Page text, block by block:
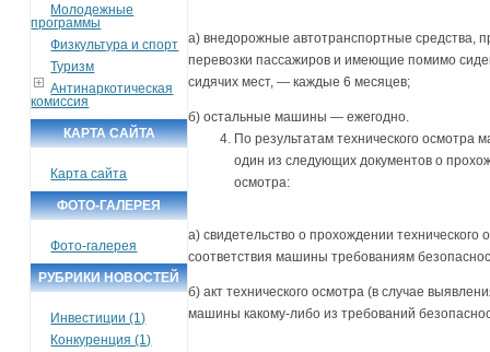
Молодежные
программы
Физкультура и спорт
Туризм
Антинаркотическая
комиссия
КАРТА САЙТА
Карта сайта
ФОТО-ГАЛЕРЕЯ
Фото-галерея
РУБРИКИ НОВОСТЕЙ
Инвестиции (1)
Конкуренция (1)
а) внедорожные автотранспортные средства,
перевозки пассажиров и имеющие помимо
сидячих мест, — каждые 6 месяцев;
б) остальные машины — ежегодно.
По результатам технического
один из следующих документов о
осмотра:
а) свидетельство о прохождении технического
соответствия машины требованиям
б) акт технического осмотра (в случае
машины какому-либо из требований